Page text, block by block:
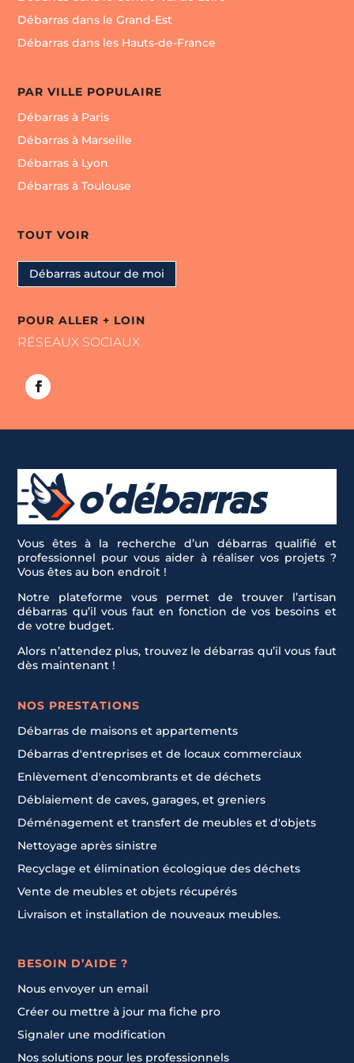
Débarras dans le Grand-Est
Débarras dans les Hauts-de-France
PAR VILLE POPULAIRE
Débarras à Paris
Débarras à Marseille
Débarras à Lyon
Débarras à Toulouse
TOUT VOIR
Débarras autour de moi
POUR ALLER + LOIN
RÉSEAUX SOCIAUX
Vous êtes à la recherche d’un débarras qualifié et
professionnel pour vous aider à réaliser vos projets ?
Vous êtes au bon endroit !
Notre plateforme vous permet de trouver l’artisan
débarras qu’il vous faut en fonction de vos besoins et
de votre budget.
Alors n’attendez plus, trouvez le débarras qu’il vous faut
dès maintenant !
NOS PRESTATIONS
Débarras de maisons et appartements
Débarras d'entreprises et de locaux commerciaux
Enlèvement d'encombrants et de déchets
Déblaiement de caves, garages, et greniers
Déménagement et transfert de meubles et d'objets
Nettoyage après sinistre
Recyclage et élimination écologique des déchets
Vente de meubles et objets récupérés
Livraison et installation de nouveaux meubles.
BESOIN D’AIDE ?
Nous envoyer un email
Créer ou mettre à jour ma fiche pro
Signaler une modification
Nos solutions pour les professionnels